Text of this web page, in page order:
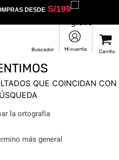
DESDES/199
QUE COINCIDAN CON
la ortografía
más general